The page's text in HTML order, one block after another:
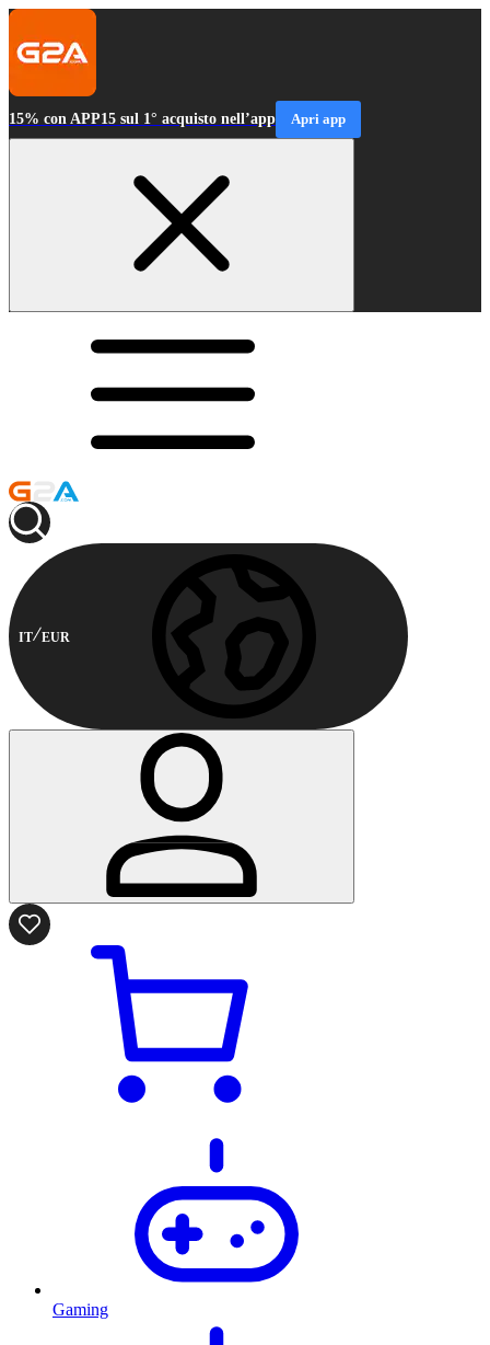
15% con APP15 sul 1° acquisto nell’app Apri app
IT EUR
Gaming